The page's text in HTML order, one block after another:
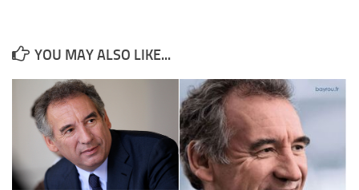
YOU MAY ALSO LIKE...